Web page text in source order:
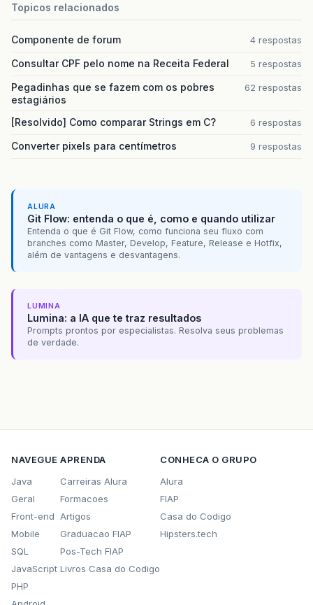
Topicos relacionados
Componente de forum 4 respostas
Consultar CPF pelo nome na Receita Federal 5 respostas
Pegadinhas que se fazem com os pobres
estagiários
62 respostas
[Resolvido] Como comparar Strings em C? 6 respostas
Converter pixels para centímetros 9 respostas
ALURA
Git Flow: entenda o que é, como e quando utilizar
Entenda o que é Git Flow, como funciona seu fluxo com
branches como Master, Develop, Feature, Release e Hotfix,
além de vantagens e desvantagens.
LUMINA
Lumina: a IA que te traz resultados
Prompts prontos por especialistas. Resolva seus problemas
de verdade.
NAVEGUE
Java
Geral
Front-end
Mobile
SQL
JavaScript
PHP
APRENDA
Carreiras Alura
Formacoes
Artigos
Graduacao FIAP
Pos-Tech FIAP
Livros Casa do Codigo
CONHECA O GRUPO
Alura
FIAP
Casa do Codigo
Hipsters.tech